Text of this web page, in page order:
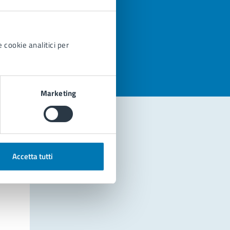
cookie analitici per
Marketing
Accetta tutti